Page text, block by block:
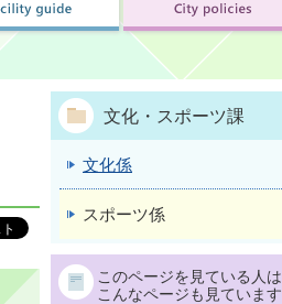
文化・スポーツ課
文化係
スポーツ係
このページを見ている人は
こんなページも見ています